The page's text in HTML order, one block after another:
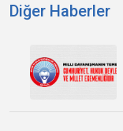
Diğer Haberler